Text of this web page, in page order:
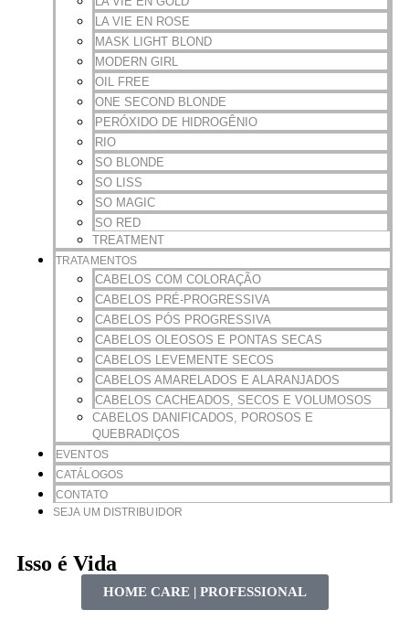
LA VIE EN ROSE
MASK LIGHT BLOND
MODERN GIRL
OIL FREE
ONE SECOND BLONDE
PERÓXIDO DE HIDROGÊNIO
RIO
SO BLONDE
SO LISS
SO MAGIC
SO RED
TREATMENT
TRATAMENTOS
CABELOS COM COLORAÇÃO
CABELOS PRÉ-PROGRESSIVA
CABELOS PÓS PROGRESSIVA
CABELOS OLEOSOS E PONTAS SECAS
CABELOS LEVEMENTE SECOS
CABELOS AMARELADOS E ALARANJADOS
CABELOS CACHEADOS, SECOS E VOLUMOSOS
CABELOS DANIFICADOS, POROSOS E
QUEBRADIÇOS
EVENTOS
CATÁLOGOS
CONTATO
SEJA UM DISTRIBUIDOR
Isso é Vida
HOME CARE | PROFESSIONAL